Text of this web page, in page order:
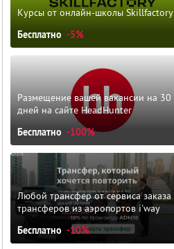
Курсы от онлайн-школы Skillfactory
Бесплатно -5%
Размещение вашей вакансии на 30
дней на сайте HeadHunter
Бесплатно -100%
Любой трансфер от сервиса заказа
трансферов из аэропортов i'way
Бесплатно -10%